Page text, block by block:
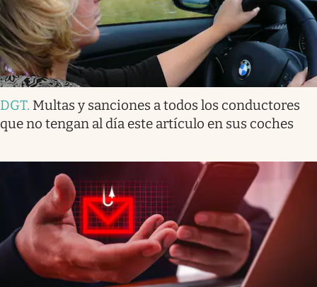
DGT. Multas y sanciones a todos los conductores
que no tengan al día este artículo en sus coches